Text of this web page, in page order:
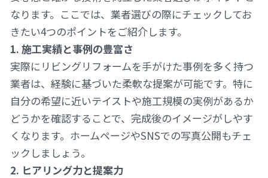
なります。ここでは、業者選びの際にチェックしてお
きたい4つのポイントをご紹介します。
1. 施工実績と事例の豊富さ
実際にリビングリフォームを手がけた事例を多く持つ
業者は、経験に基づいた柔軟な提案が可能です。特に
自分の希望に近いテイストや施工規模の実例があるか
どうかを確認することで、完成後のイメージがしやす
くなります。ホームページやSNSでの写真公開もチェ
ックしましょう。
2. ヒアリング力と提案力